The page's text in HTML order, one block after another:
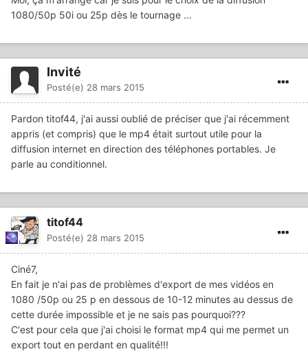
1080/50p 50i ou 25p dès le tournage ...
Invité
Posté(e) 28 mars 2015
Pardon titof44, j'ai aussi oublié de préciser que j'ai récemment
appris (et compris) que le mp4 était surtout utile pour la
diffusion internet en direction des téléphones portables. Je
parle au conditionnel.
titof44
Posté(e) 28 mars 2015
Ciné7,
En fait je n'ai pas de problèmes d'export de mes vidéos en
1080 /50p ou 25 p en dessous de 10-12 minutes au dessus de
cette durée impossible et je ne sais pas pourquoi???
C'est pour cela que j'ai choisi le format mp4 qui me permet un
export tout en perdant en qualité!!!